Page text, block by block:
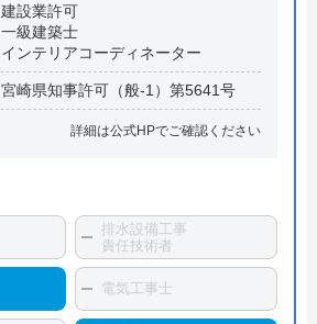
建設業許可
一級建築士
インテリアコーディネーター
宮崎県知事許可（般-1）第5641号
詳細は公式HPでご確認ください
排水設備工事
責任技術者
電気工事士